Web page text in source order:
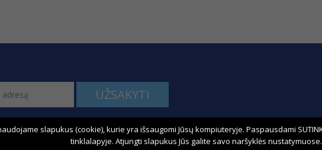
UŽSAKYTI
Bendraukime:
slapukus (cookie), kurie yra išsaugomi Jūsų kompiuteryje. Paspausdami
tinklalapyje. Atjungti slapukus Jūs galite savo naršyklės nustatymuose.